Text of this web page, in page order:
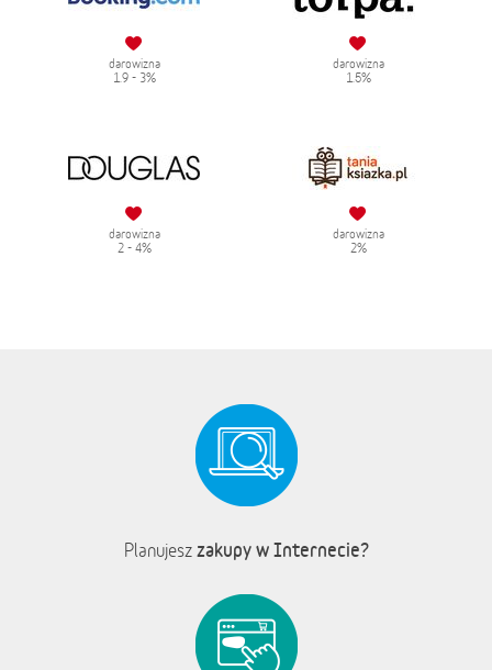
darowizna
1.9 - 3%
darowizna
1.5%
darowizna
2 - 4%
darowizna
2%
Planujesz zakupy w Internecie?